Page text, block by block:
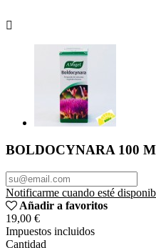

BOLDOCYNARA 100
Notificarme cuando esté
Añadir a favoritos
19,00 €
Impuestos incluidos
Cantidad